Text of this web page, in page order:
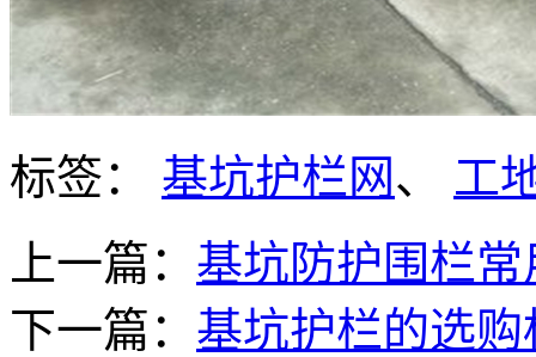
标签： 基坑护栏网、 工
上一篇： 基坑防护围栏
下一篇： 基坑护栏的选购